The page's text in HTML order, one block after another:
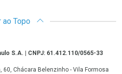
ao Topo
S.A. | CNPJ: 61.412.110/0565-33
60, Chácara Belenzinho - Vila Formosa